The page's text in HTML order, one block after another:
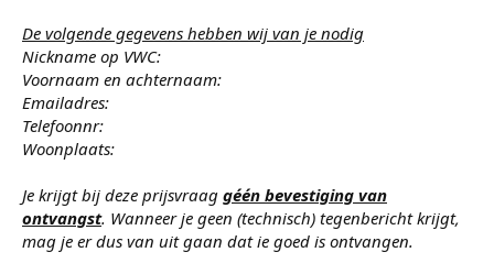
De volgende gegevens hebben wij van je nodig
Nickname op VWC:
Voornaam en achternaam:
Emailadres:
Telefoonnr:
Woonplaats:
Je krijgt bij deze prijsvraag géén bevestiging van
ontvangst. Wanneer je geen (technisch) tegenbericht krijgt,
mag je er dus van uit gaan dat ie goed is ontvangen.